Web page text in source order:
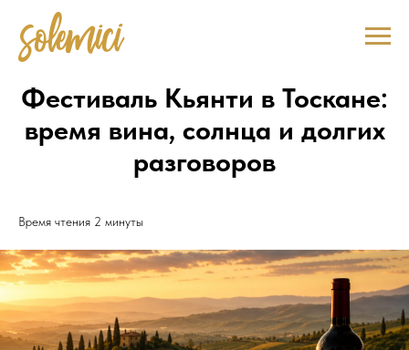
Фестиваль Кьянти в Тоскане:
время вина, солнца и долгих
разговоров
Время чтения 2 минуты